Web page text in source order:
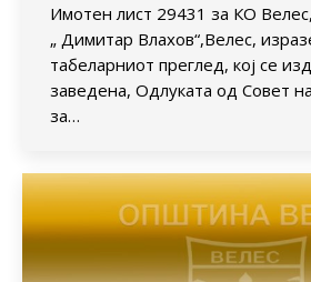
Имотен лист 29431 за КО
„ Димитар Влахов“,Велес,
табеларниот преглед, кој се
заведена, Одлуката од Совет
за…